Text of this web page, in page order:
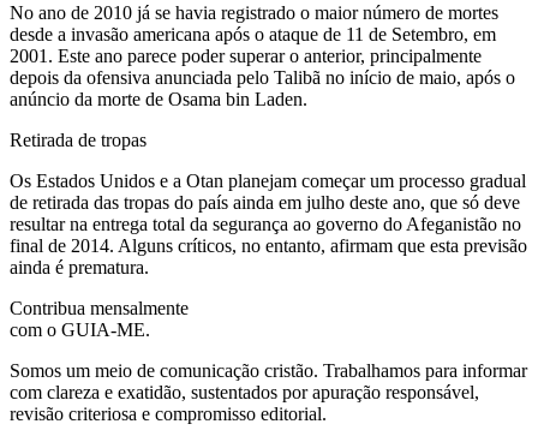
No ano de 2010 já se havia registrado o maior número de mortes
desde a invasão americana após o ataque de 11 de Setembro, em
2001. Este ano parece poder superar o anterior, principalmente
depois da ofensiva anunciada pelo Talibã no início de maio, após o
anúncio da morte de Osama bin Laden.
Retirada de tropas
Os Estados Unidos e a Otan planejam começar um processo gradual
de retirada das tropas do país ainda em julho deste ano, que só deve
resultar na entrega total da segurança ao governo do Afeganistão no
final de 2014. Alguns críticos, no entanto, afirmam que esta previsão
ainda é prematura.
Contribua mensalmente
com o GUIA-ME.
Somos um meio de comunicação cristão. Trabalhamos para informar
com clareza e exatidão, sustentados por apuração responsável,
revisão criteriosa e compromisso editorial.